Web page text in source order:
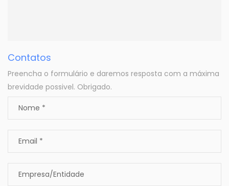
Contatos
Preencha o formulário e daremos resposta com a máxima
brevidade possivel. Obrigado.